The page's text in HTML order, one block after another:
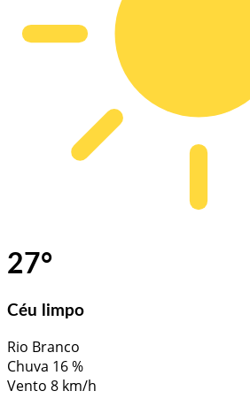
27°
Céu limpo
Rio Branco
Chuva 16 %
Vento 8 km/h